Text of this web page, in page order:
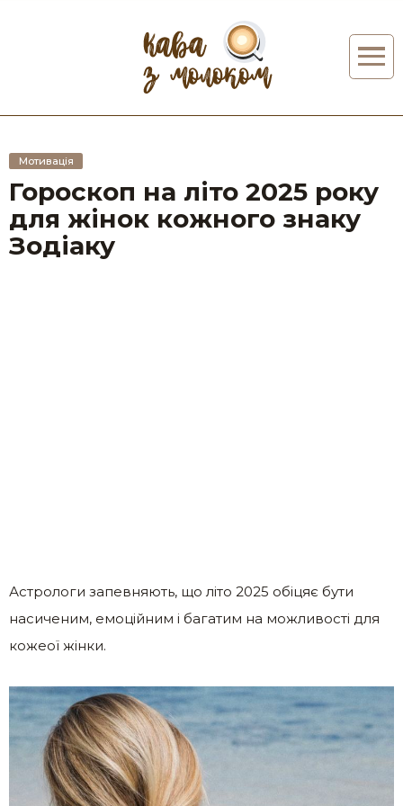
Мотивація
Гороскоп на літо 2025 року
для жінок кожного знаку
Зодіаку
Астрологи запевняють, що літо 2025 обіцяє бути
насиченим, емоційним і багатим на можливості для
кожеої жінки.